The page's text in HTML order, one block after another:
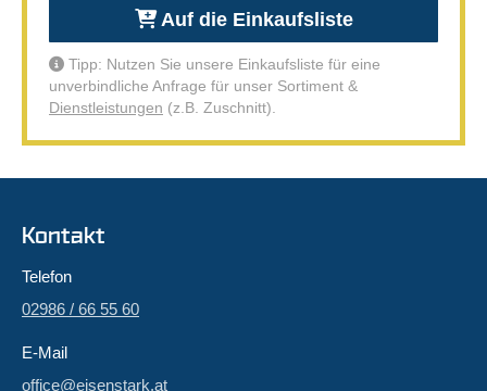
Auf die Einkaufsliste
Tipp: Nutzen Sie unsere Einkaufsliste für eine
unverbindliche Anfrage für unser Sortiment &
Dienstleistungen (z.B. Zuschnitt).
Kontakt
Telefon
02986 / 66 55 60
E-Mail
office@eisenstark.at